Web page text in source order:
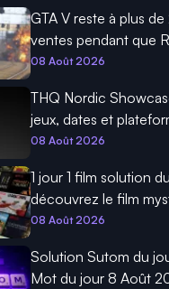
GTA V reste à plus
ventes pendant que
08 Août 2026
THQ Nordic
jeux, dates et
08 Août 2026
1 jour 1 film solution
découvrez le film
08 Août 2026
Solution Sutom du
Mot du jour 8 Août